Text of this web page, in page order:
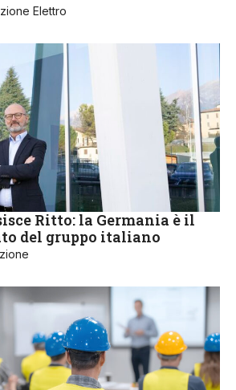
Elettro
Ritto: la Germania è il
del gruppo italiano